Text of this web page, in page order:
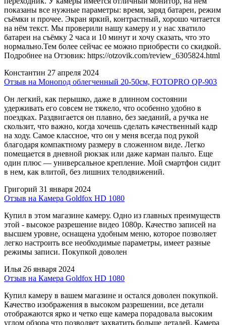
показаны все нужные параметры: время, заряд батареи, режим
съёмки и прочее. Экран яркий, контрастный, хорошо читается
на нём текст. Мы проверили нашу камеру и у нас хватило
батареи на съёмку 2 часа и 10 минут и хочу сказать, что это
нормально.Тем более сейчас ее можно приобрести со скидкой.
Подробнее на Отзовик: https://otzovik.com/review_6305824.html
Константин 27 апреля 2024
Отзыв на Монопод облегченный 20-50см, FOTOPRO QP-903
Он легкий, как перышко, даже в длинном состоянии
удерживать его совсем не тяжело, что особенно удобно в
поездках. Раздвигается он плавно, без заеданий, а ручка не
скользит, что важно, когда хочешь сделать качественный кадр
на ходу. Самое классное, что он у меня всегда под рукой
благодаря компактному размеру в сложенном виде. Легко
помещается в дневной рюкзак или даже карман пальто. Еще
один плюс — универсальное крепление. Мой смартфон сидит
в нем, как влитой, без лишних телодвижений.
Григорий 31 января 2024
Отзыв на Камера Goldfox HD 1080
Купил в этом магазине камеру. Одно из главных преимуществ
этой - высокое разрешение видео 1080p. Качество записей на
высшем уровне, оснащена удобным меню, которое позволяет
легко настроить все необходимые параметры, имеет разные
режимы записи. Покупкой доволен
Илья 26 января 2024
Отзыв на Камера Goldfox HD 1080
Купил камеру в вашем магазине и остался доволен покупкой.
Качество изображения в высоком разрешении, все детали
отображаются ярко и четко еще камера порадовала высоким
углом обзора что позволяет захватить больше деталей. Камера